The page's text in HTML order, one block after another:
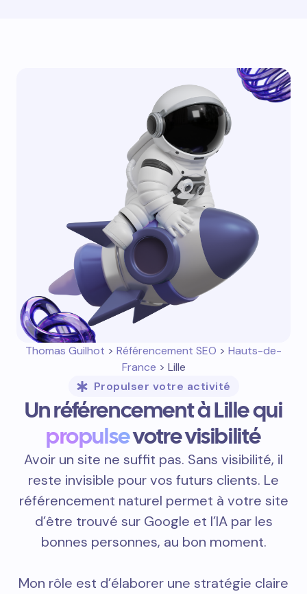
Thomas Guilhot > Référencement SEO > Hauts-de-
France > Lille
Propulser votre activité
Un référencement à Lille qui
propulsevotre visibilité
Avoir un site ne suffit pas. Sans visibilité, il
reste invisible pour vos futurs clients. Le
référencement naturel permet à votre site
d’être trouvé sur Google et l’IA par les
bonnes personnes, au bon moment.
Mon rôle est d’élaborer une stratégie claire